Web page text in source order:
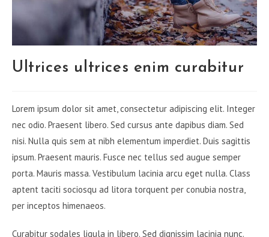
Ultrices ultrices enim curabitur
Lorem ipsum dolor sit amet, consectetur adipiscing elit. Integer
nec odio. Praesent libero. Sed cursus ante dapibus diam. Sed
nisi. Nulla quis sem at nibh elementum imperdiet. Duis sagittis
ipsum. Praesent mauris. Fusce nec tellus sed augue semper
porta. Mauris massa. Vestibulum lacinia arcu eget nulla. Class
aptent taciti sociosqu ad litora torquent per conubia nostra,
per inceptos himenaeos.
Curabitur sodales ligula in libero. Sed dignissim lacinia nunc.